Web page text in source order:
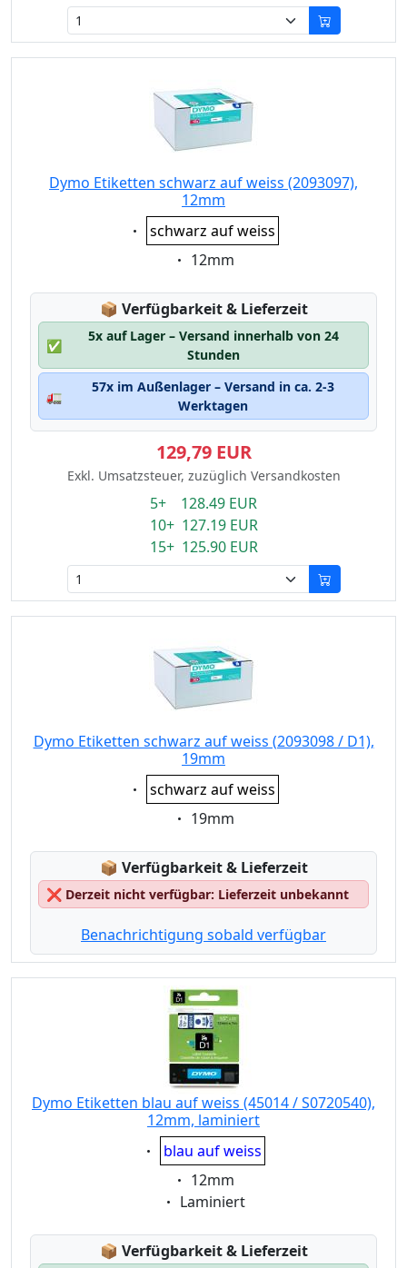
Dymo Etiketten schwarz auf weiss (2093097),
12mm
Eigenschaft:
schwarz auf weiss
Eigenschaft:
12mm
📦 Lagerstatus:
Verfügbarkeit & Lieferzeit
✅
5x auf Lager – Versand innerhalb von 24
Stunden
🚛
57x im Außenlager – Versand in ca. 2-3
Werktagen
129,79 EUR
Exkl. Umsatzsteuer, zuzüglich Versandkosten
5+ 128.49 EUR
10+ 127.19 EUR
15+ 125.90 EUR
Dymo Etiketten schwarz auf weiss (2093098 / D1),
19mm
Eigenschaft:
schwarz auf weiss
Eigenschaft:
19mm
📦 Lagerstatus:
Verfügbarkeit & Lieferzeit
❌ Derzeit nicht verfügbar: Lieferzeit unbekannt
Benachrichtigung sobald verfügbar
Dymo Etiketten blau auf weiss (45014 / S0720540),
12mm, laminiert
Eigenschaft:
blau auf weiss
Eigenschaft:
12mm
Eigenschaft:
Laminiert
📦 Lagerstatus:
Verfügbarkeit & Lieferzeit